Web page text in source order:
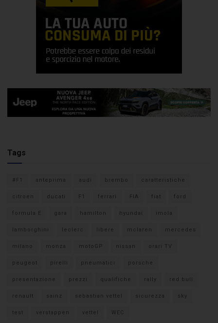
Tags
#F1 anteprima audi brembo caratteristiche
citroen ducati F1 ferrari FIA fiat ford
formula E gara hamilton hyundai imola
lamborghini leclerc libere mclaren mercedes
milano monza motoGP nissan orari TV
peugeot pirelli pneumatici porsche
presentazione prezzi qualifiche rally red bull
renault sainz sebastian vettel sicurezza sky
test verstappen vettel WEC